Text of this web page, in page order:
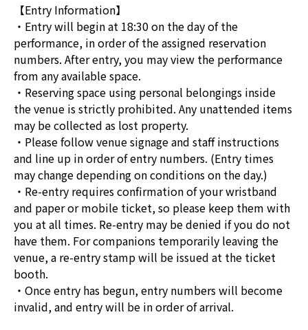
【Entry Information】
・Entry will begin at 18:30 on the day of the
performance, in order of the assigned reservation
numbers. After entry, you may view the performance
from any available space.
・Reserving space using personal belongings inside
the venue is strictly prohibited. Any unattended items
may be collected as lost property.
・Please follow venue signage and staff instructions
and line up in order of entry numbers. (Entry times
may change depending on conditions on the day.)
・Re-entry requires confirmation of your wristband
and paper or mobile ticket, so please keep them with
you at all times. Re-entry may be denied if you do not
have them. For companions temporarily leaving the
venue, a re-entry stamp will be issued at the ticket
booth.
・Once entry has begun, entry numbers will become
invalid, and entry will be in order of arrival.